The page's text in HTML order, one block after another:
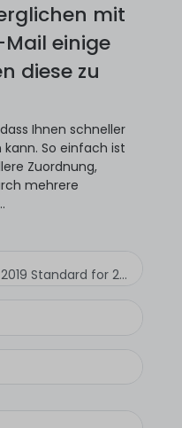
mit
einige
diese zu
Ihnen schneller
So einfach ist
Zuordnung,
mehrere